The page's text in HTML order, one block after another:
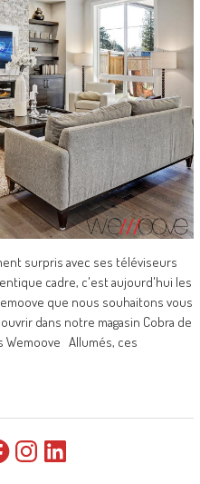
surpris avec ses téléviseurs
cadre, c'est aujourd'hui les
que nous souhaitons vous
dans notre magasin Cobra de
Wemoove Allumés, ces
InstagramLinkedIn